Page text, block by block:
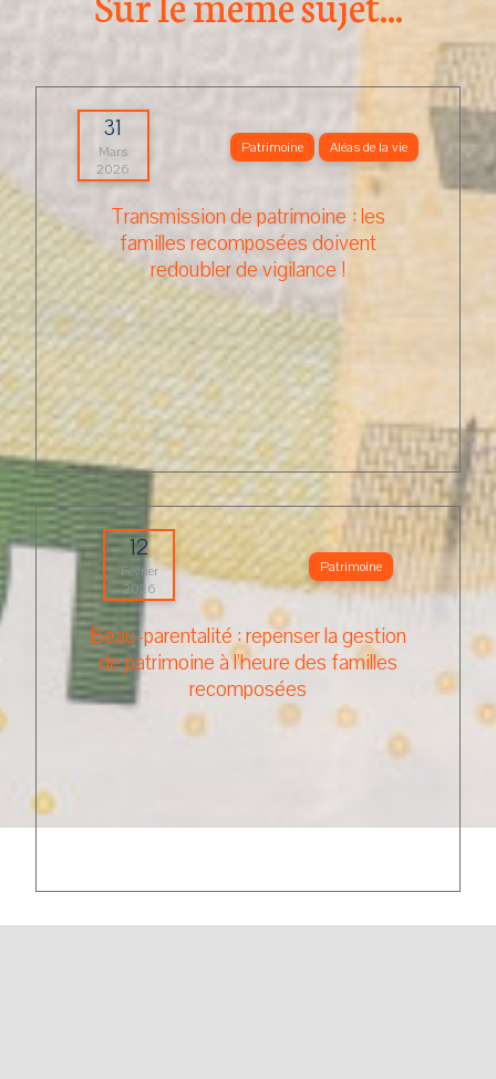
31
Mars
2026
Patrimoine Aléas de la vie
Transmission de patrimoine : les
familles recomposées doivent
redoubler de vigilance !
12
Février
2026
Patrimoine
Beau-parentalité : repenser la gestion
de patrimoine à l’heure des familles
recomposées